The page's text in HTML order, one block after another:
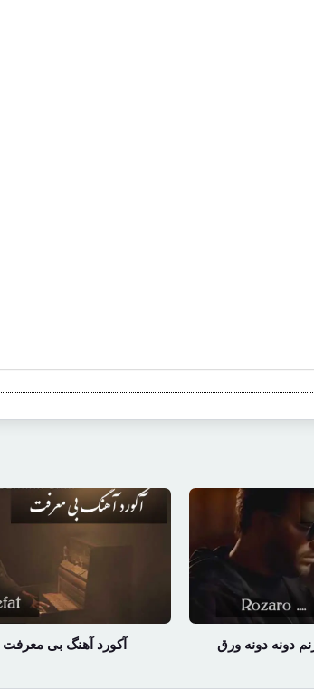
دونه دونه ورق آکورد آهنگ بی معرفت